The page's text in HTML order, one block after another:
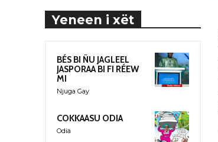
Yeneen i xët
BÉS BI ÑU JAGLEEL
JASPORAA BI FI RÉEW
MI
Njuga Gay
COKKAASU ODIA
Odia